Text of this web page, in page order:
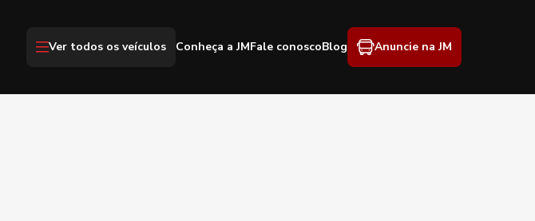
Ver todos os veículos Conheça a JMFale conoscoBlog Anuncie na JM